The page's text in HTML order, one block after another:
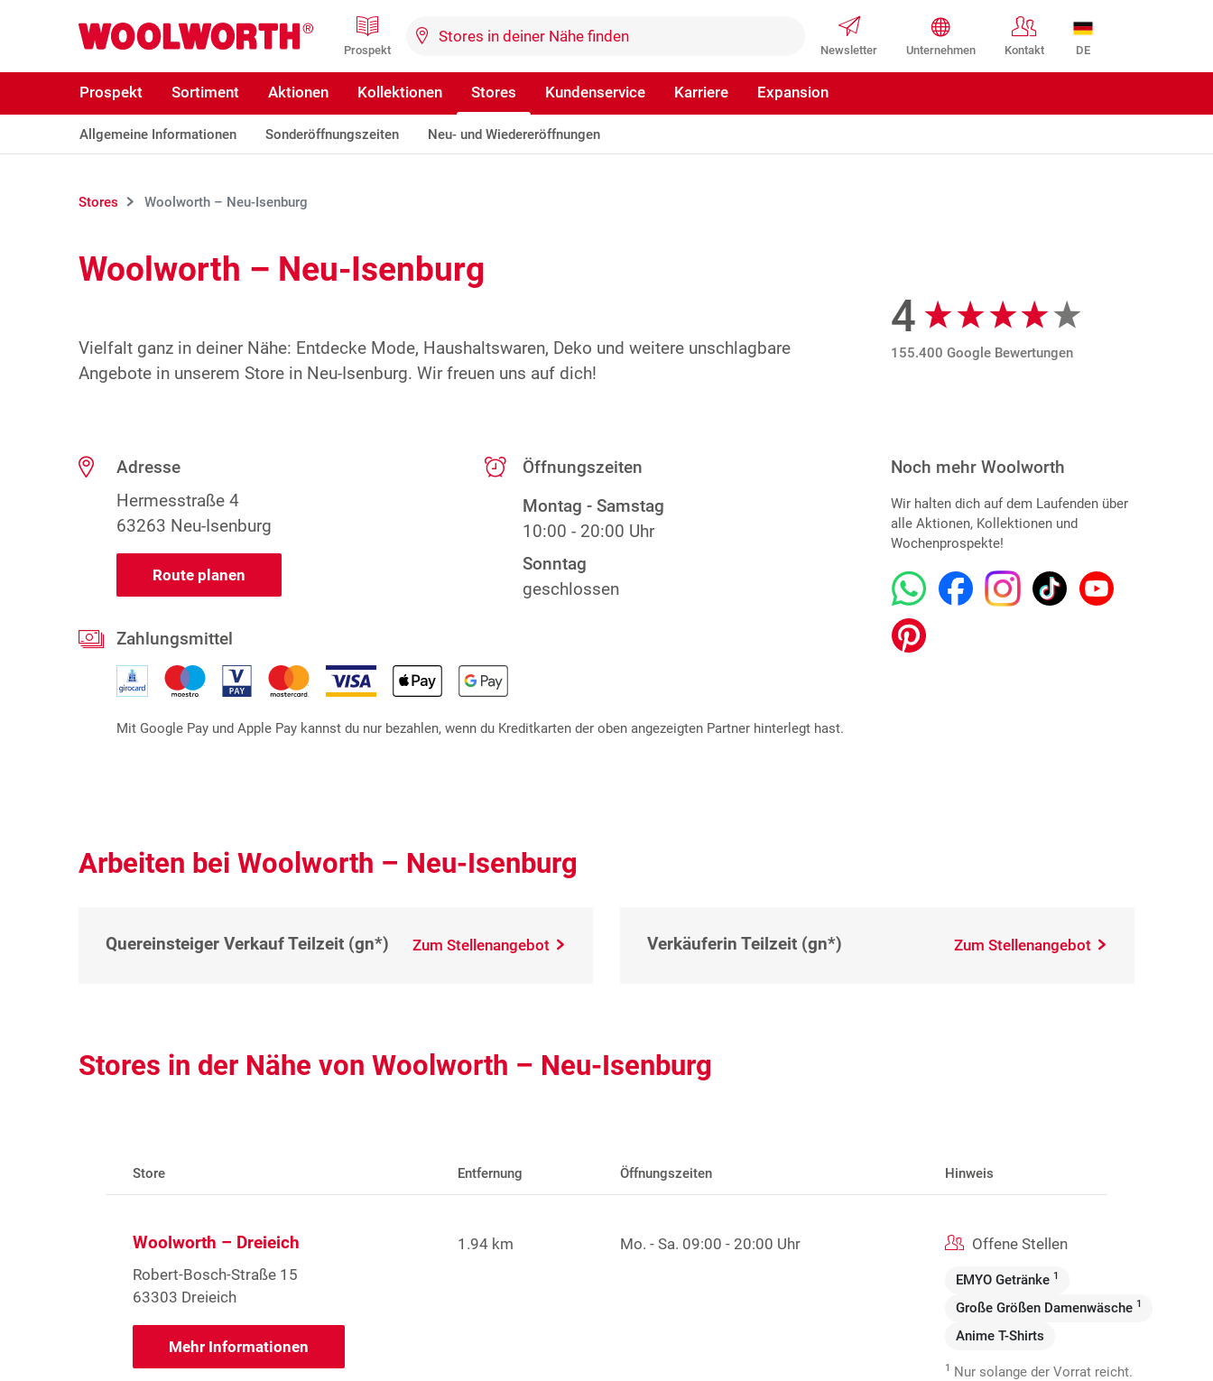
Woolworth GmbH DE
Prospekt Newsletter Unternehmen Kontakt
Prospekt Sortiment Aktionen Kollektionen Stores Kundenservice Karriere Expansion
Allgemeine Informationen Sonderöffnungszeiten Neu- und Wiedereröffnungen
Stores Woolworth – Neu-Isenburg
Woolworth – Neu-Isenburg
Vielfalt ganz in deiner Nähe: Entdecke Mode, Haushaltswaren, Deko und weitere unschlagbare
Angebote in unserem Store in Neu-Isenburg. Wir freuen uns auf dich!
Google Bewertungen
4
155.400 Google Bewertungen
Adresse
Hermesstraße 4
63263 Neu-Isenburg
Route planen
Öffnungszeiten
Montag - Samstag
10:00 - 20:00 Uhr
Sonntag
geschlossen
Zahlungsmittel
Mit Google Pay und Apple Pay kannst du nur bezahlen, wenn du Kreditkarten der oben angezeigten Partner hinterlegt hast.
Noch mehr Woolworth
Wir halten dich auf dem Laufenden über
alle Aktionen, Kollektionen und
Wochenprospekte!
Arbeiten bei Woolworth – Neu-Isenburg
Quereinsteiger Verkauf Teilzeit (gn*) Zum Stellenangebot Verkäuferin Teilzeit (gn*) Zum Stellenangebot
Stores in der Nähe von Woolworth – Neu-Isenburg
Store Entfernung Öffnungszeiten Hinweis
Woolworth – Dreieich
Robert-Bosch-Straße 15
63303 Dreieich
Mehr Informationen
1.94 km Mo. - Sa. 09:00 - 20:00 Uhr Offene Stellen
EMYO Getränke 1
Große Größen Damenwäsche 1
Anime T-Shirts
1 Nur solange der Vorrat reicht.